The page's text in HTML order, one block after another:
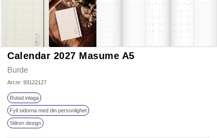
Calendar 2027 Masume A5
Burde
Art.nr: 93122127
Rutad inlaga
Fyll sidorna med din personlighet
Stilren design